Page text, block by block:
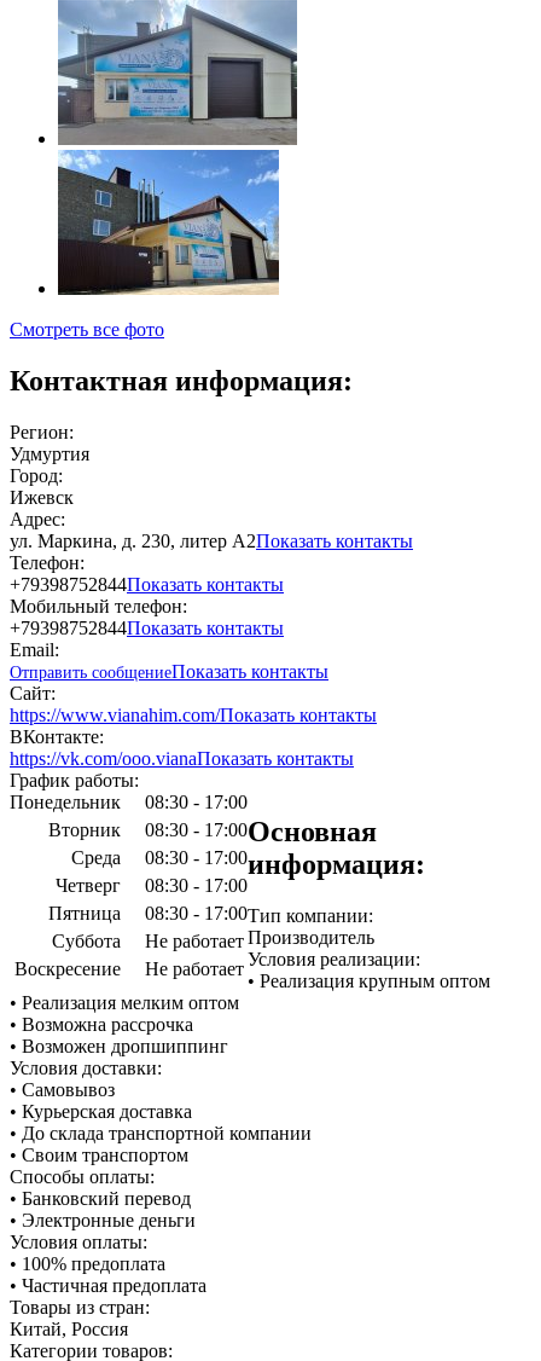
Смотреть все фото
Контактная информация:
Регион:
Удмуртия
Город:
Ижевск
Адрес:
ул. Маркина, д. 230, литер А2Показать контакты
Телефон:
+79398752844Показать контакты
Мобильный телефон:
+79398752844Показать контакты
Email:
Отправить сообщениеПоказать контакты
Сайт:
https://www.vianahim.com/Показать контакты
ВКонтакте:
https://vk.com/ooo.vianaПоказать контакты
График работы:
Понедельник
08:30 - 17:00
Вторник
08:30 - 17:00
Среда
08:30 - 17:00
Четверг
08:30 - 17:00
Пятница
08:30 - 17:00
Суббота
Не работает
Воскресение
Не работает
Основная
информация:
Тип компании:
Производитель
Условия реализации:
• Реализация крупным оптом
• Реализация мелким оптом
• Возможна рассрочка
• Возможен дропшиппинг
Условия доставки:
• Самовывоз
• Курьерская доставка
• До склада транспортной компании
• Своим транспортом
Способы оплаты:
• Банковский перевод
• Электронные деньги
Условия оплаты:
• 100% предоплата
• Частичная предоплата
Товары из стран:
Китай, Россия
Категории товаров: